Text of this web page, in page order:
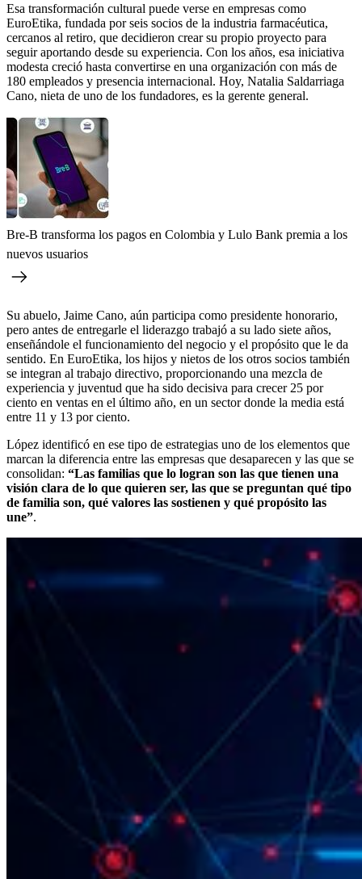
Esa transformación cultural puede verse en empresas como
EuroEtika, fundada por seis socios de la industria farmacéutica,
cercanos al retiro, que decidieron crear su propio proyecto para
seguir aportando desde su experiencia. Con los años, esa iniciativa
modesta creció hasta convertirse en una organización con más de
180 empleados y presencia internacional. Hoy, Natalia Saldarriaga
Cano, nieta de uno de los fundadores, es la gerente general.
Bre-B transforma los pagos en Colombia y Lulo Bank premia a los
nuevos usuarios
Su abuelo, Jaime Cano, aún participa como presidente honorario,
pero antes de entregarle el liderazgo trabajó a su lado siete años,
enseñándole el funcionamiento del negocio y el propósito que le da
sentido. En EuroEtika, los hijos y nietos de los otros socios también
se integran al trabajo directivo, proporcionando una mezcla de
experiencia y juventud que ha sido decisiva para crecer 25 por
ciento en ventas en el último año, en un sector donde la media está
entre 11 y 13 por ciento.
López identificó en ese tipo de estrategias uno de los elementos que
marcan la diferencia entre las empresas que desaparecen y las que se
consolidan: “Las familias que lo logran son las que tienen una
visión clara de lo que quieren ser, las que se preguntan qué tipo
de familia son, qué valores las sostienen y qué propósito las
une”.